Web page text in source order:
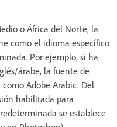
o África del Norte, la
como el idioma específico
Por ejemplo, si ha
árabe, la fuente de
Adobe Arabic. Del
habilitada para
se establece